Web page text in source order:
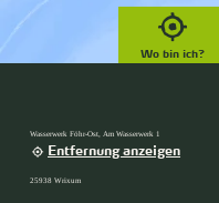
Wo bin ich?
Wasserwerk Föhr-Ost, Am Wasserwerk 1
Entfernung anzeigen
25938 Wrixum